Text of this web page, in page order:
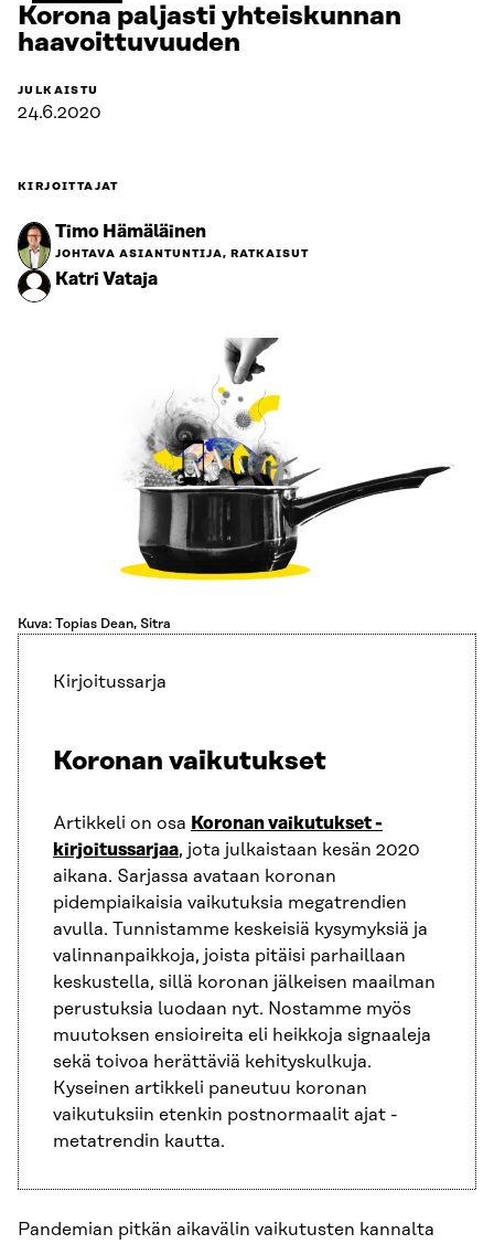
Korona paljasti yhteiskunnan
haavoittuvuuden
JULKAISTU
24.6.2020
KIRJOITTAJAT
Timo Hämäläinen
JOHTAVA ASIANTUNTIJA, RATKAISUT
Katri Vataja
Kuva: Topias Dean, Sitra
Kirjoitussarja
Koronan vaikutukset
Artikkeli on osa Koronan vaikutukset -
kirjoitussarjaa, jota julkaistaan kesän 2020
aikana. Sarjassa avataan koronan
pidempiaikaisia vaikutuksia megatrendien
avulla. Tunnistamme keskeisiä kysymyksiä ja
valinnanpaikkoja, joista pitäisi parhaillaan
keskustella, sillä koronan jälkeisen maailman
perustuksia luodaan nyt. Nostamme myös
muutoksen ensioireita eli heikkoja signaaleja
sekä toivoa herättäviä kehityskulkuja.
Kyseinen artikkeli paneutuu koronan
vaikutuksiin etenkin postnormaalit ajat -
metatrendin kautta.
Pandemian pitkän aikavälin vaikutusten kannalta